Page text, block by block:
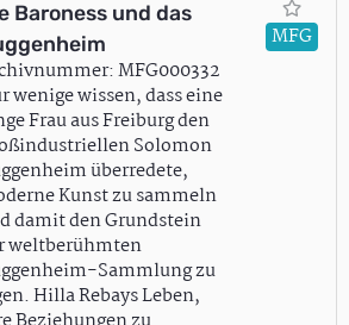
Baroness und das
MFG000332
wenige wissen, dass eine
Frau aus Freiburg den
Solomon
überredete,
Kunst zu sammeln
damit den Grundstein
weltberühmten
Sammlung zu
Hilla Rebays Leben,
MFG